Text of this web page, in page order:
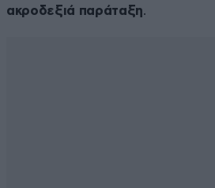
ακροδεξιά παράταξη.